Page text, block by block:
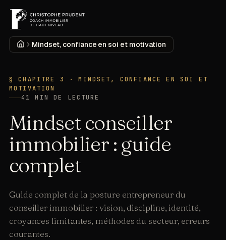
MENU
DÉCOUVRIR
SUR CETTE PAGE
Accueil
Mindset, confiance en soi et motivation
§ CHAPITRE 3 ·MINDSET, CONFIANCE EN SOI ET
MOTIVATION
41
MIN DE LECTURE
Mindset conseiller
immobilier : guide
complet
Guide complet de la posture entrepreneur du
conseiller immobilier : vision, discipline, identité,
croyances limitantes, méthodes du secteur, erreurs
courantes.